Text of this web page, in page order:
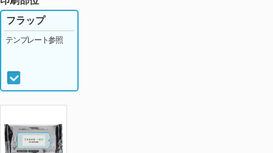
フラップ
テンプレート参照